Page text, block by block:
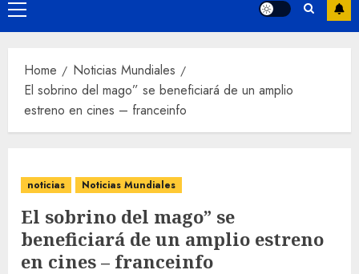
Home
Noticias Mundiales
El sobrino del mago” se beneficiará de un amplio
estreno en cines – franceinfo
noticias Noticias Mundiales
El sobrino del mago” se
beneficiará de un amplio estreno
en cines – franceinfo